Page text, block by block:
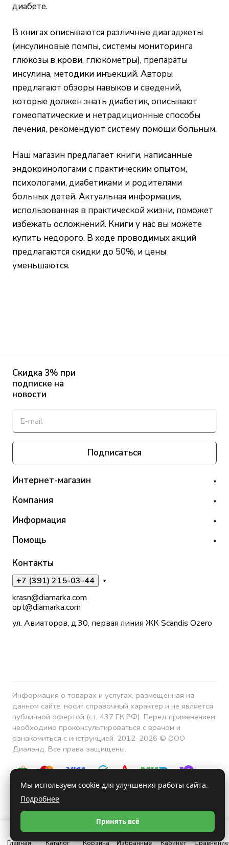
диабете.
В книгах описываются различные диагаджеты
(инсулиновые помпы, системы мониторинга
глюкозы в крови, глюкометры), препараты
инсулина, методики инъекций. Авторы
предлагают обзоры навыков и сведений,
которые должен знать диабетик, описывают
гомеопатические и нетрадиционные способы
лечения, рекомендуют систему помощи больным.
Наш магазин предлагает книги, написанные
эндокринологами с практическим опытом,
психологами, диабетиками и родителями
больных детей. Актуальная информация,
использованная в практической жизни, поможет
избежать осложнений. Книги у нас вы можете
купить недорого. В ходе проводимых акций
предлагаются скидки до 50%, и цены
уменьшаются.
Скидка 3% при
подписке на
новости
Подписаться
Интернет-магазин
Компания
Информация
Помощь
Контакты
+7 (391) 215-03-44
krasn@diamarka.com
opt@diamarka.com
ул. Авиаторов, д.30, первая линия ЖК Scandis Ozero
Информация о товарах и услугах, размещенная на
данном сайте, носит справочный характер и не является
публичной офертой (ст. 437 ГК РФ). Перед применением
необходимо проконсультироваться с врачом и
ознакомиться с инструкцией. 2012–2026 © ООО
Диалэнд. Все права защищены.
Конфиденциальность
Главная Каталог Корзина Избранные Кабинет Сравнение
Мы используем cookie для улучшения работы сайта.
Подробнее
Принять всё